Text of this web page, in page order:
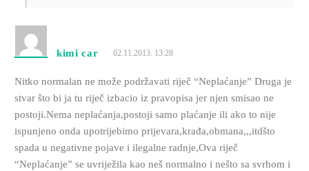
kimi car 02.11.2013. 13:28
Nitko normalan ne može podržavati riječ “Neplaćanje” Druga je
stvar što bi ja tu riječ izbacio iz pravopisa jer njen smisao ne
postoji.Nema neplaćanja,postoji samo plaćanje ili ako to nije
ispunjeno onda upotrijebimo prijevara,krađa,obmana,,,itdšto
spada u negativne pojave i ilegalne radnje,Ova riječ
“Neplaćanje” se uvriježila kao neš normalno i nešto sa svrhom i